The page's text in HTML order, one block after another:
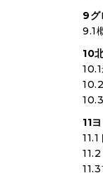
9グ
9.1
10
11
11.1